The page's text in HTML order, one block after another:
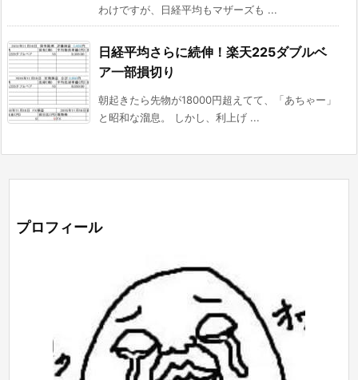
わけですが、日経平均もマザーズも ...
日経平均さらに続伸！楽天225ダブルベ
ア一部損切り
朝起きたら先物が18000円超えてて、「あちゃー」
と昭和な溜息。 しかし、利上げ ...
プロフィール